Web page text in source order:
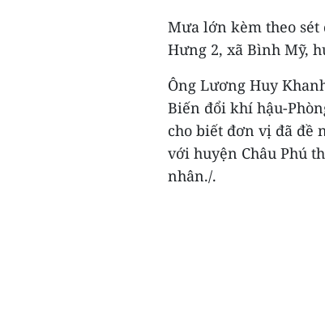
Mưa lớn kèm theo sét
Hưng 2, xã Bình Mỹ,
Ông Lương Huy
Biến đổi khí hậu-
cho biết đơn vị đã đề
với huyện Châu Phú
nhân./.